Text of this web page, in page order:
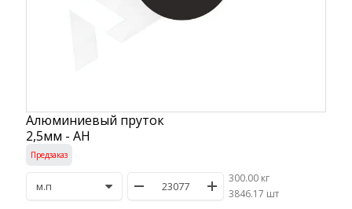
Алюминиевый пруток
2,5мм - АН
Предзаказ
300.00 кг
/3846.17 шт